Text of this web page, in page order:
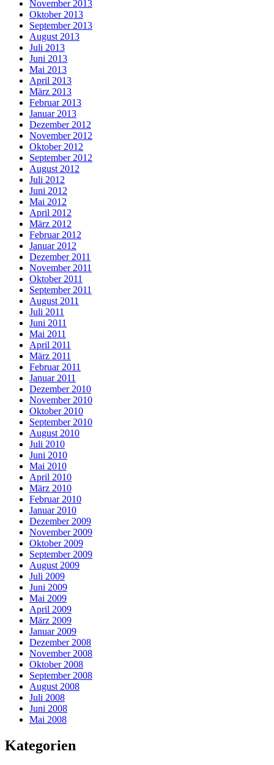
November 2013
Oktober 2013
September 2013
August 2013
Juli 2013
Juni 2013
Mai 2013
April 2013
März 2013
Februar 2013
Januar 2013
Dezember 2012
November 2012
Oktober 2012
September 2012
August 2012
Juli 2012
Juni 2012
Mai 2012
April 2012
März 2012
Februar 2012
Januar 2012
Dezember 2011
November 2011
Oktober 2011
September 2011
August 2011
Juli 2011
Juni 2011
Mai 2011
April 2011
März 2011
Februar 2011
Januar 2011
Dezember 2010
November 2010
Oktober 2010
September 2010
August 2010
Juli 2010
Juni 2010
Mai 2010
April 2010
März 2010
Februar 2010
Januar 2010
Dezember 2009
November 2009
Oktober 2009
September 2009
August 2009
Juli 2009
Juni 2009
Mai 2009
April 2009
März 2009
Januar 2009
Dezember 2008
November 2008
Oktober 2008
September 2008
August 2008
Juli 2008
Juni 2008
Mai 2008
Kategorien